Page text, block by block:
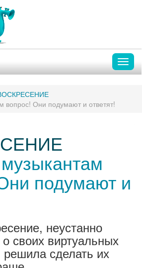
вопрос! Они подумают и ответят!
подумают и
неустанно
своих виртуальных
решила сделать их